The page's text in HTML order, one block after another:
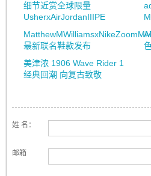
细节近赏全球限量
UsherxAirJordanIIIPE
最新联名鞋款发布
美津浓 1906 Wave Rider 1
经典回潮 向复古致敬
姓 名：
邮箱